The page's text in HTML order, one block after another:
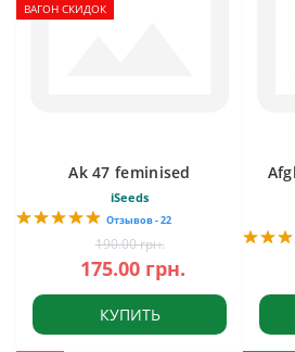
ВАГОН СКИДОК
Ak 47 feminised
iSeeds
Отзывов - 22
190.00 грн.
175.00 грн.
КУПИТЬ